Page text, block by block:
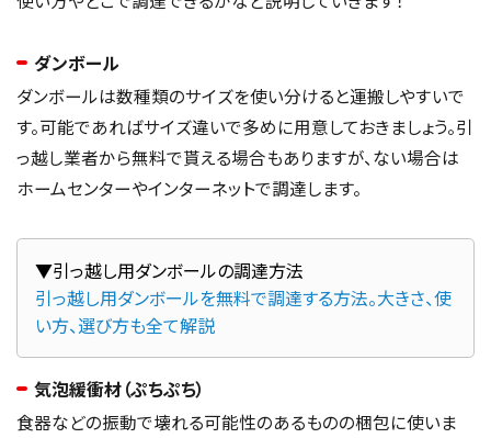
ダンボール
ダンボールは数種類のサイズを使い分けると運搬しやすいで
す。可能であればサイズ違いで多めに用意しておきましょう。引
っ越し業者から無料で貰える場合もありますが、ない場合は
ホームセンターやインターネットで調達します。
引っ越し用ダンボールを無料で調達する方法。大きさ、使
い方、選び方も全て解説
気泡緩衝材（ぷちぷち）
食器などの振動で壊れる可能性のあるものの梱包に使いま